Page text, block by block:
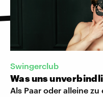
Swingerclub
Was uns
Als Paar oder alleine